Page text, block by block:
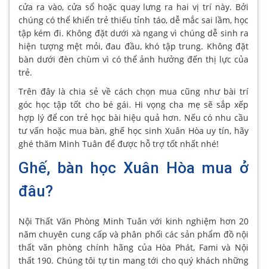
cửa ra vào, cửa sổ hoặc quay lưng ra hai vị trí này. Bởi
chúng có thể khiến trẻ thiếu tỉnh táo, dễ mắc sai lầm, học
tập kém đi. Không đặt dưới xà ngang vì chúng dễ sinh ra
hiện tượng mệt mỏi, đau đầu, khó tập trung. Không đặt
bàn dưới đèn chùm vì có thể ảnh hưởng đến thị lực của
trẻ.
Trên đây là chia sẻ về cách chọn mua cũng như bài trí
góc học tập tốt cho bé gái. Hi vọng cha mẹ sẽ sắp xếp
hợp lý để con trẻ học bài hiệu quả hơn. Nếu có nhu cầu
tư vấn hoặc mua bàn, ghế học sinh Xuân Hòa uy tín, hãy
ghé thăm Minh Tuân để được hỗ trợ tốt nhất nhé!
Ghế, bàn học Xuân Hòa mua ở
đâu?
Nội Thất Văn Phòng Minh Tuân với kinh nghiệm hơn 20
năm chuyên cung cấp và phân phối các sản phẩm đồ nội
thất văn phòng chính hãng của Hòa Phát, Fami và Nội
thất 190. Chúng tôi tự tin mang tới cho quý khách những